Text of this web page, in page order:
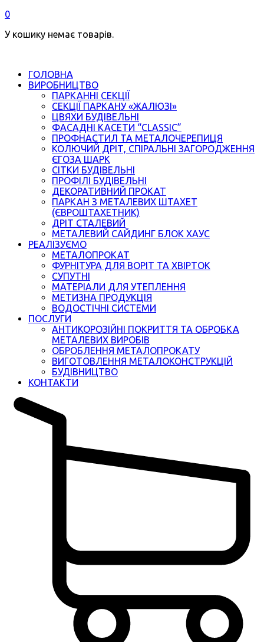
0
У кошику немає товарів.
ГОЛОВНА
ВИРОБНИЦТВО
ПАРКАННІ СЕКЦІЇ
СЕКЦІЇ ПАРКАНУ «ЖАЛЮЗІ»
ЦВЯХИ БУДІВЕЛЬНІ
ФАСАДНІ КАСЕТИ “CLASSIC”
ПРОФНАСТИЛ ТА МЕТАЛОЧЕРЕПИЦЯ
КОЛЮЧИЙ ДРІТ, СПІРАЛЬНІ ЗАГОРОДЖЕННЯ
ЄГОЗА ШАРК
СІТКИ БУДІВЕЛЬНІ
ПРОФІЛІ БУДІВЕЛЬНІ
ДЕКОРАТИВНИЙ ПРОКАТ
ПАРКАН З МЕТАЛЕВИХ ШТАХЕТ
(ЄВРОШТАХЕТНИК)
ДРІТ СТАЛЕВИЙ
МЕТАЛЕВИЙ САЙДИНГ БЛОК ХАУС
РЕАЛІЗУЄМО
МЕТАЛОПРОКАТ
ФУРНІТУРА ДЛЯ ВОРІТ ТА ХВІРТОК
СУПУТНІ
МАТЕРІАЛИ ДЛЯ УТЕПЛЕННЯ
МЕТИЗНА ПРОДУКЦІЯ
ВОДОСТІЧНІ СИСТЕМИ
ПОСЛУГИ
АНТИКОРОЗІЙНІ ПОКРИТТЯ ТА ОБРОБКА
МЕТАЛЕВИХ ВИРОБІВ
ОБРОБЛЕННЯ МЕТАЛОПРОКАТУ
ВИГОТОВЛЕННЯ МЕТАЛОКОНСТРУКЦІЙ
БУДІВНИЦТВО
КОНТАКТИ